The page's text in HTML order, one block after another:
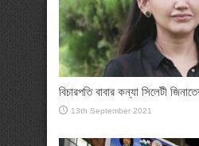
বিচারপতি বাবার কন্যা সিলেটী
13th September 2021